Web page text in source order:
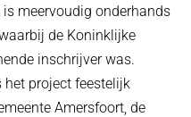
is meervoudig onderhands
de Koninklijke
inschrijver was.
het project feestelijk
Amersfoort, de